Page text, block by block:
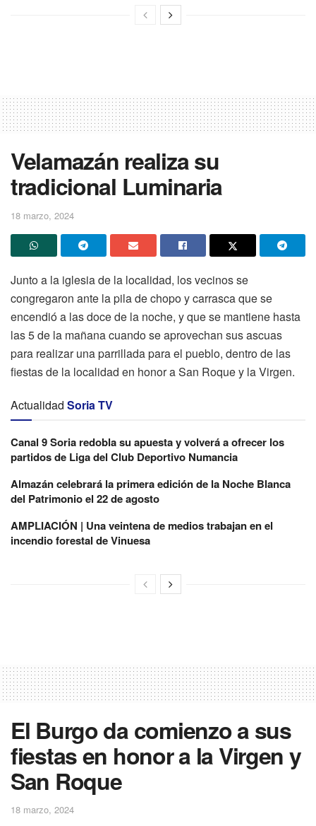
Velamazán realiza su
tradicional Luminaria
18 marzo, 2024
Junto a la iglesia de la localidad, los vecinos se
congregaron ante la pila de chopo y carrasca que se
encendió a las doce de la noche, y que se mantiene hasta
las 5 de la mañana cuando se aprovechan sus ascuas
para realizar una parrillada para el pueblo, dentro de las
fiestas de la localidad en honor a San Roque y la Virgen.
Actualidad Soria TV
Canal 9 Soria redobla su apuesta y volverá a ofrecer los
partidos de Liga del Club Deportivo Numancia
Almazán celebrará la primera edición de la Noche Blanca
del Patrimonio el 22 de agosto
AMPLIACIÓN | Una veintena de medios trabajan en el
incendio forestal de Vinuesa
El Burgo da comienzo a sus
fiestas en honor a la Virgen y
San Roque
18 marzo, 2024